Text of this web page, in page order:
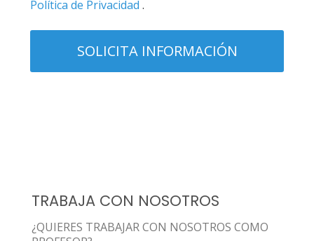
Política de Privacidad .
TRABAJA CON NOSOTROS
¿QUIERES TRABAJAR CON NOSOTROS COMO